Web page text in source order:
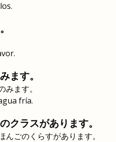
ます。
ます。
fría.
クラスがあります。
ごのくらすがあります。